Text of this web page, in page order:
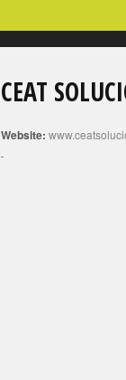
CEAT
Website: